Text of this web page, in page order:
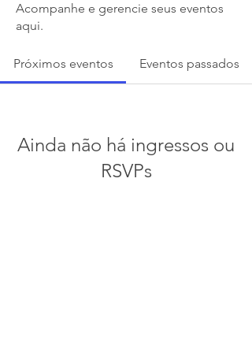
Acompanhe e gerencie seus eventos
aqui.
Próximos eventos Eventos passados
Ainda não há ingressos ou
RSVPs